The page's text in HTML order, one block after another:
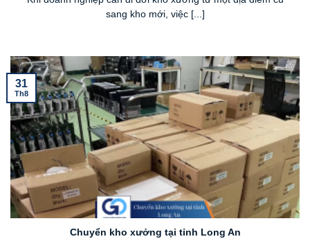
sang kho mới, việc [...]
Chuyển kho xưởng tại tỉnh Long An
31
Th8